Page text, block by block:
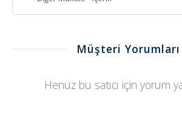
Müşteri Yorumları
Henüz bu satıcı için yorum